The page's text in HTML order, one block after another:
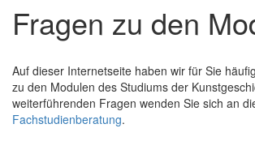
Fragen zu den
Auf dieser Internetseite haben wir für Sie
zu den Modulen des Studiums der
weiterführenden Fragen wenden Sie sich an
Fachstudienberatung.